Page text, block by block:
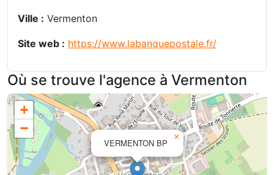
Ville : Vermenton
Site web : https://www.labanquepostale.fr/
Où se trouve l'agence à Vermenton
VERMENTON BP
×
+
−